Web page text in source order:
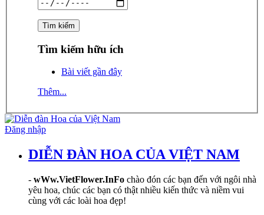
Tìm kiếm hữu ích
Bài viết gần đây
Thêm...
Đăng nhập
DIỄN ĐÀN HOA CỦA VIỆT NAM
- wWw.VietFlower.InFo chào đón các bạn đến với ngôi nhà
yêu hoa, chúc các bạn có thật nhiều kiến thức và niềm vui
cùng với các loài hoa đẹp!